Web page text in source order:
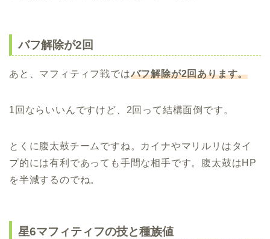
バフ解除が2回
あと、マフィティフ戦ではバフ解除が2回あります。
1回ならいいんですけど、2回って結構面倒です。
とくに腹太鼓チームですね。カイナやマリルリはタイ
プ的には有利であっても手間な相手です。腹太鼓はHP
を半減するのでね。
星6マフィティフの技と種族値